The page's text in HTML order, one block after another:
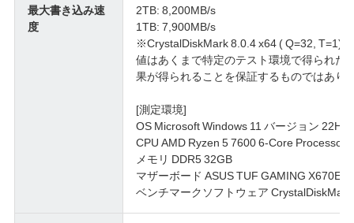
最大書き込み速
度
2TB: 8,200MB/s
1TB: 7,900MB/s
※CrystalDiskMark 8.0.4 x64 ( Q=32, T=1)
値はあくまで特定のテスト環境で得られた
果が得られることを保証するものではあり
[測定環境]
OS Microsoft Windows 11 バージョン 22H2
CPU AMD Ryzen 5 7600 6-Core Processor
メモリ DDR5 32GB
マザーボード ASUS TUF GAMING X670E-
ベンチマークソフトウェア